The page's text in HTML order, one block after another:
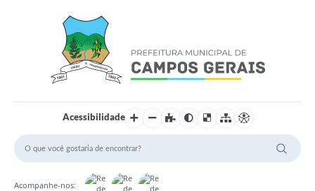
Acessibilidade
Acompanhe-nos: